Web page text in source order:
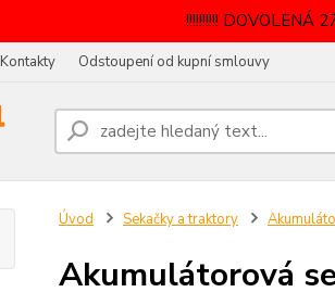
!!!!!!!!!! DOVOLENÁ
Kontakty Odstoupení od kupní smlouvy
Úvod Sekačky a traktory
Akumulátorová